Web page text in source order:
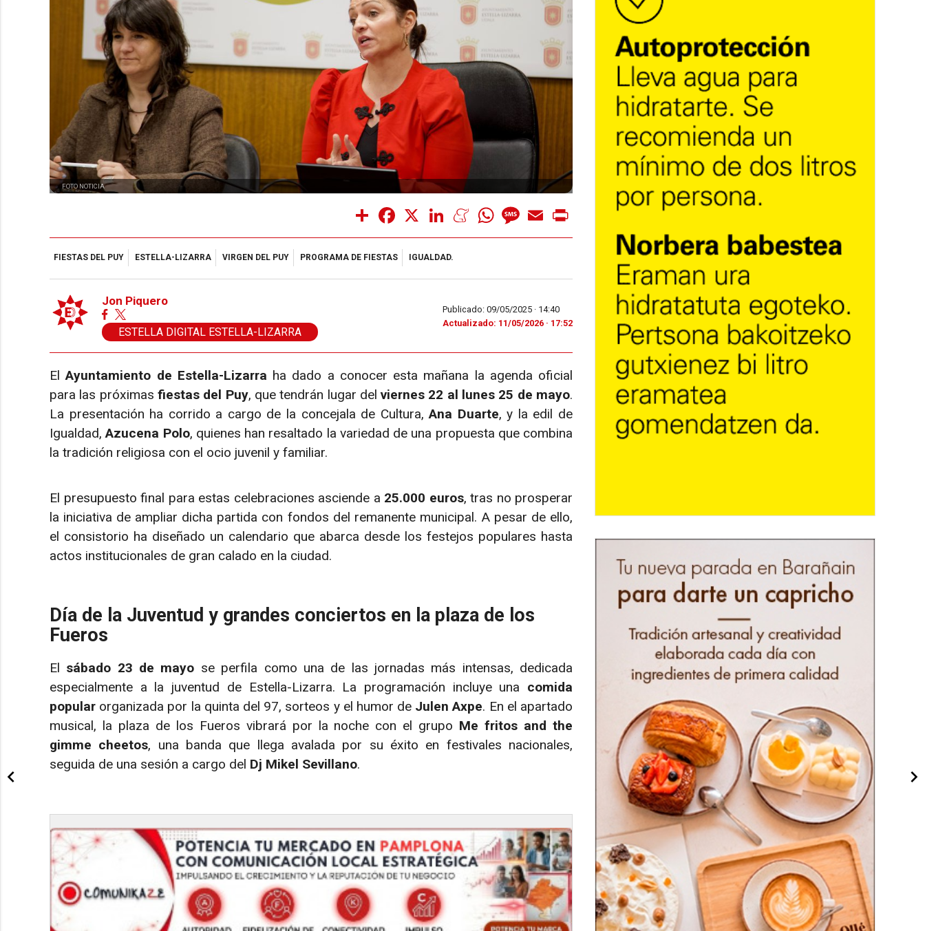
FOTO NOTICIA
Share Facebook LinkedInMeneameWhatsAppMessage
Email
FIESTAS DEL PUY ESTELLA-LIZARRA VIRGEN DEL PUY PROGRAMA DE FIESTAS IGUALDAD.
Jon Piquero
ESTELLA DIGITAL ESTELLA-LIZARRA
Publicado: 09/05/2025 · 14:40
Actualizado: 11/05/2026 · 17:52
ElAyuntamiento de Estella-Lizarra ha dado a conocer esta mañana la agenda oficial
para las próximas fiestas del Puy, que tendrán lugar delviernes 22 al lunes 25 de mayo.
La presentación ha corrido a cargo de la concejala de Cultura,Ana Duarte, y la edil de
Igualdad,Azucena Polo, quienes han resaltado la variedad de una propuesta que combina
la tradición religiosa con el ocio juvenil y familiar.
El presupuesto final para estas celebraciones asciende a 25.000 euros, tras no prosperar
la iniciativa de ampliar dicha partida con fondos del remanente municipal. A pesar de ello,
el consistorio ha diseñado un calendario que abarca desde los festejos populares hasta
actos institucionales de gran calado en la ciudad.
Día de la Juventud y grandes conciertos en la plaza de los
Fueros
El sábado 23 de mayo se perfila como una de las jornadas más intensas, dedicada
especialmente a la juventud de Estella-Lizarra. La programación incluye una comida
popular organizada por la quinta del 97, sorteos y el humor de Julen Axpe. En el apartado
musical, la plaza de los Fueros vibrará por la noche con el grupo Me fritos and the
gimme cheetos, una banda que llega avalada por su éxito en festivales nacionales,
seguida de una sesión a cargo del Dj Mikel Sevillano.